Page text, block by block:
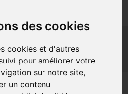
des cookies
cookies et d'autres
pour améliorer votre
sur notre site,
un contenu
Innovation et digitalisation
Europe